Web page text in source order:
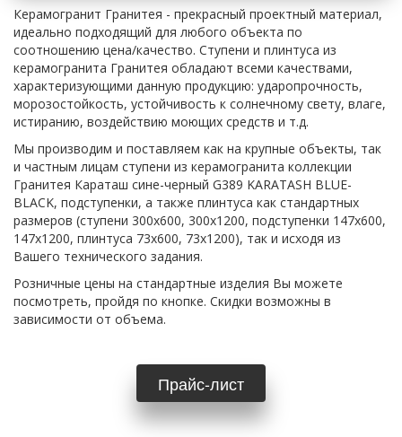
Керамогранит Гранитея - прекрасный проектный материал,
идеально подходящий для любого объекта по
соотношению цена/качество. Ступени и плинтуса из
керамогранита Гранитея обладают всеми качествами,
характеризующими данную продукцию: ударопрочность,
морозостойкость, устойчивость к солнечному свету, влаге,
истиранию, воздействию моющих средств и т.д.
Мы производим и поставляем как на крупные объекты, так
и частным лицам ступени из керамогранита коллекции
Гранитея Караташ сине-черный G389 KARATASH BLUE-
BLACK, подступенки, а также плинтуса как стандартных
размеров (ступени 300х600, 300х1200, подступенки 147х600,
147х1200, плинтуса 73х600, 73х1200), так и исходя из
Вашего технического задания.
Розничные цены на стандартные изделия Вы можете
посмотреть, пройдя по кнопке. Скидки возможны в
зависимости от объема.
Прайс-лист